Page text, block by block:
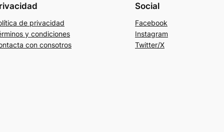
de privacidad
y condiciones
con consotros
Social
Facebook
Instagram
Twitter/X